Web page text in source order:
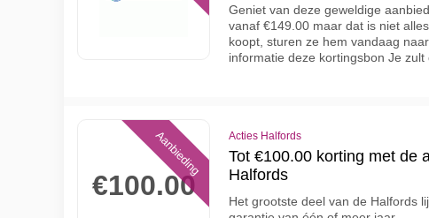
Geniet van deze geweldige
vanaf €149.00 maar dat is niet
koopt, sturen ze hem vandaag
informatie deze kortingsbon Je zult
€100.00
Aanbieding Acties Halfords
Tot €100.00 korting met de
Halfords
Het grootste deel van de Halfords